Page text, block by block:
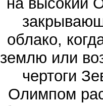
облако,
землю или
чертоги
Олимпом